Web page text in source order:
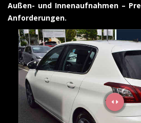
Außen- und Innenaufnahmen –
Anforderungen.